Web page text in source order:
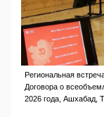
Региональная
Договора о
2026 года, Ашхабад,